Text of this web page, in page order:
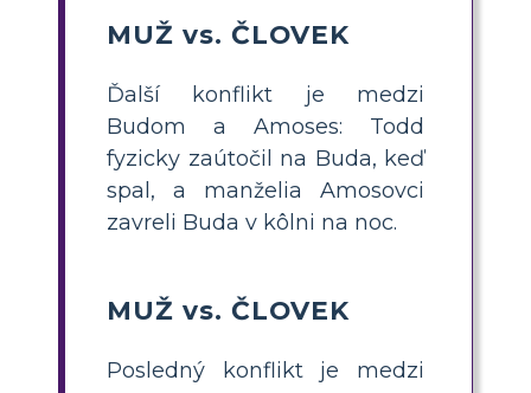
MUŽ vs. ČLOVEK
Ďalší konflikt je medzi
Budom a Amoses: Todd
fyzicky zaútočil na Buda, keď
spal, a manželia Amosovci
zavreli Buda v kôlni na noc.
MUŽ vs. ČLOVEK
Posledný konflikt je medzi